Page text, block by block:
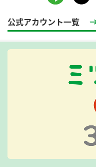
公式アカウント一覧